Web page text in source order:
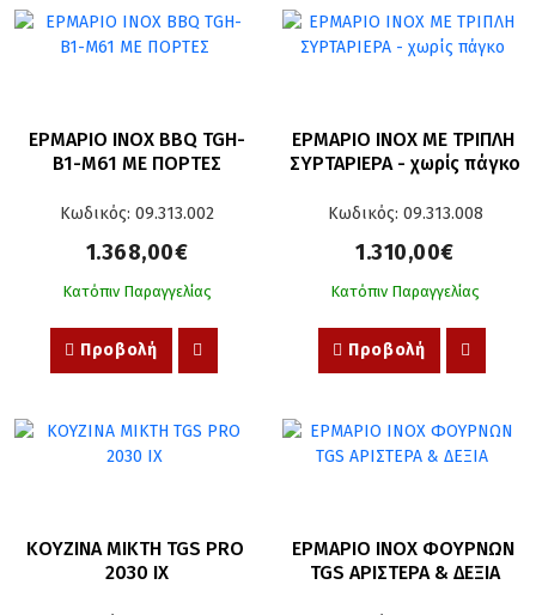
ΕΡΜΑΡΙΟ INOX BBQ TGH-
B1-M61 ΜΕ ΠΟΡΤΕΣ
Κωδικός: 09.313.002
1.368,00€
Κατόπιν Παραγγελίας
Προβολή
ΕΡΜΑΡΙΟ INOX ΜΕ ΤΡΙΠΛΗ
ΣΥΡΤΑΡΙΕΡΑ - χωρίς πάγκο
Κωδικός: 09.313.008
1.310,00€
Κατόπιν Παραγγελίας
Προβολή
ΚΟΥΖΙΝΑ ΜΙΚΤΗ TGS PRO
2030 IX
ΕΡΜΑΡΙΟ ΙΝΟΧ ΦΟΥΡΝΩΝ
TGS ΑΡΙΣΤΕΡΑ & ΔΕΞΙΑ